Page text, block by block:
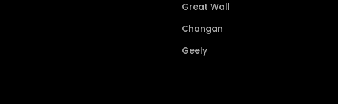
Great Wall
Changan
Geely